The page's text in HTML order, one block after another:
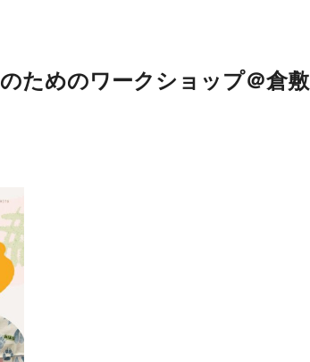
ためのワークショップ＠倉敷